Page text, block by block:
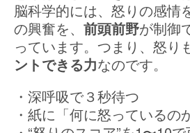
脳科学的には、怒りの感情
の興奮を、 前頭前野が制御
っています。つまり、怒り
ントできる力なのです。
・深呼吸で３秒待つ
・紙に「何に怒っているの